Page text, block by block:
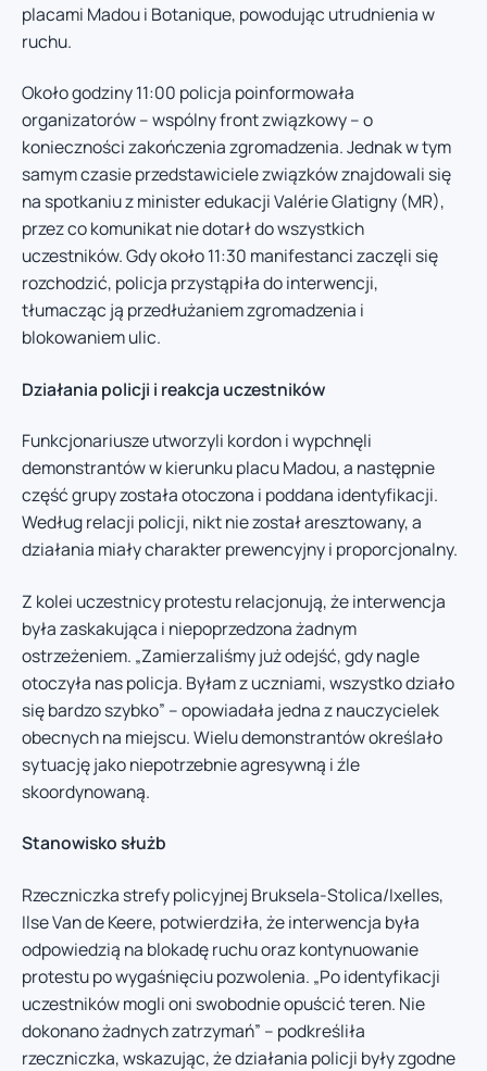
placami Madou i Botanique, powodując utrudnienia w
ruchu.
Około godziny 11:00 policja poinformowała
organizatorów – wspólny front związkowy – o
konieczności zakończenia zgromadzenia. Jednak w tym
samym czasie przedstawiciele związków znajdowali się
na spotkaniu z minister edukacji Valérie Glatigny (MR),
przez co komunikat nie dotarł do wszystkich
uczestników. Gdy około 11:30 manifestanci zaczęli się
rozchodzić, policja przystąpiła do interwencji,
tłumacząc ją przedłużaniem zgromadzenia i
blokowaniem ulic.
Działania policji i reakcja uczestników
Funkcjonariusze utworzyli kordon i wypchnęli
demonstrantów w kierunku placu Madou, a następnie
część grupy została otoczona i poddana identyfikacji.
Według relacji policji, nikt nie został aresztowany, a
działania miały charakter prewencyjny i proporcjonalny.
Z kolei uczestnicy protestu relacjonują, że interwencja
była zaskakująca i niepoprzedzona żadnym
ostrzeżeniem. „Zamierzaliśmy już odejść, gdy nagle
otoczyła nas policja. Byłam z uczniami, wszystko działo
się bardzo szybko” – opowiadała jedna z nauczycielek
obecnych na miejscu. Wielu demonstrantów określało
sytuację jako niepotrzebnie agresywną i źle
skoordynowaną.
Stanowisko służb
Rzeczniczka strefy policyjnej Bruksela-Stolica/Ixelles,
Ilse Van de Keere, potwierdziła, że interwencja była
odpowiedzią na blokadę ruchu oraz kontynuowanie
protestu po wygaśnięciu pozwolenia. „Po identyfikacji
uczestników mogli oni swobodnie opuścić teren. Nie
dokonano żadnych zatrzymań” – podkreśliła
rzeczniczka, wskazując, że działania policji były zgodne